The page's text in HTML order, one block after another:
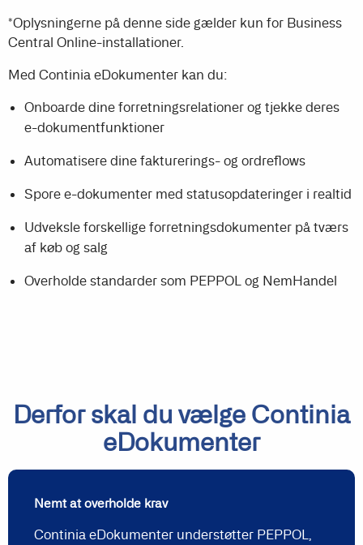
*Oplysningerne på denne side gælder kun for Business
Central Online-installationer.
Med Continia eDokumenter kan du:
Onboarde dine forretningsrelationer og tjekke deres
e-dokumentfunktioner
Automatisere dine fakturerings- og ordreflows
Spore e-dokumenter med statusopdateringer i realtid
Udveksle forskellige forretningsdokumenter på tværs
af køb og salg
Overholde standarder som PEPPOL og NemHandel
Derfor skal du vælge Continia
eDokumenter
Nemt at overholde krav
Continia eDokumenter understøtter PEPPOL,